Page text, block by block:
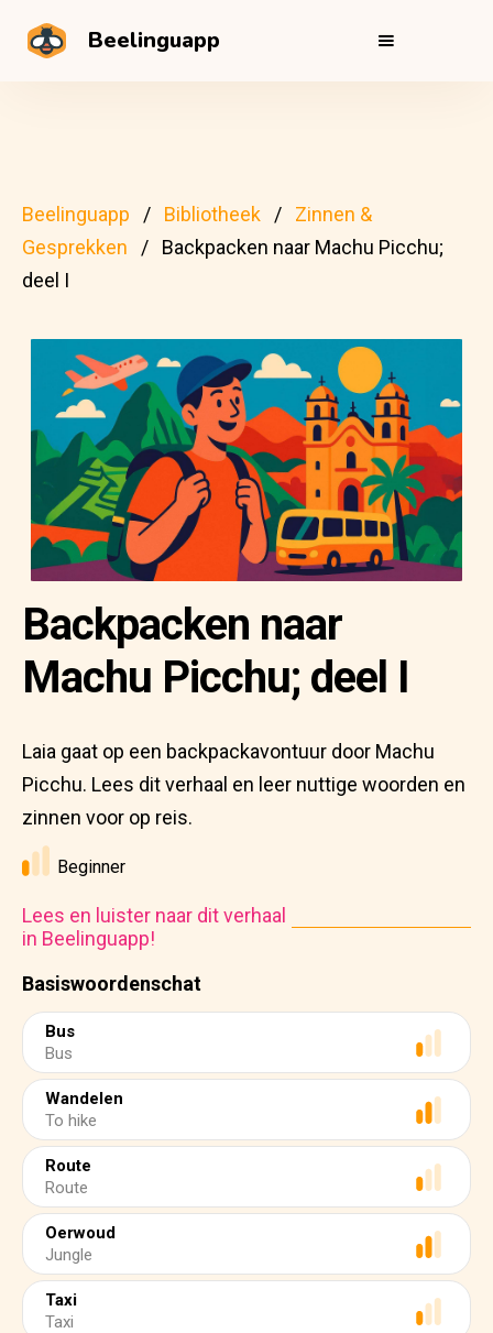
Beelinguapp
Beelinguapp Bibliotheek
Zinnen &
Gesprekken
Backpacken naar Machu Picchu;
deel I
Basiswoordenschat
Bus
Bus
Wandelen
To hike
Route
Route
Oerwoud
Jungle
Taxi
Taxi
Backpacken naar
Machu Picchu; deel I
Laia gaat op een backpackavontuur door Machu
Picchu. Lees dit verhaal en leer nuttige woorden en
zinnen voor op reis.
Beginner
Lees en luister naar dit verhaal
in Beelinguapp!